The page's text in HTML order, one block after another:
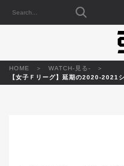
HOME
WATCH-見る-
【女子Ｆリーグ】延期の2020-2021